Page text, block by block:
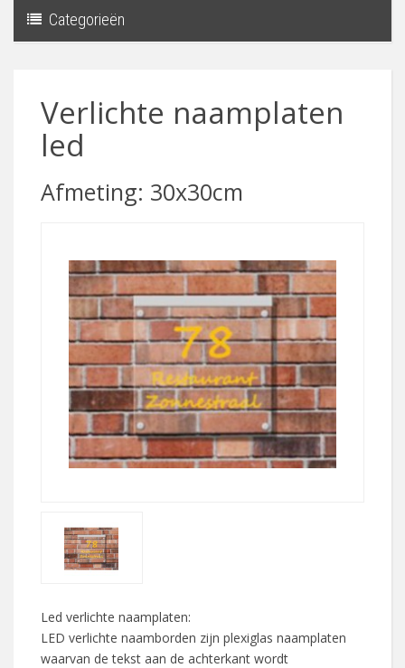
Categorieën
Verlichte naamplaten
led
Afmeting: 30x30cm
Led verlichte naamplaten:
LED verlichte naamborden zijn plexiglas naamplaten
waarvan de tekst aan de achterkant wordt